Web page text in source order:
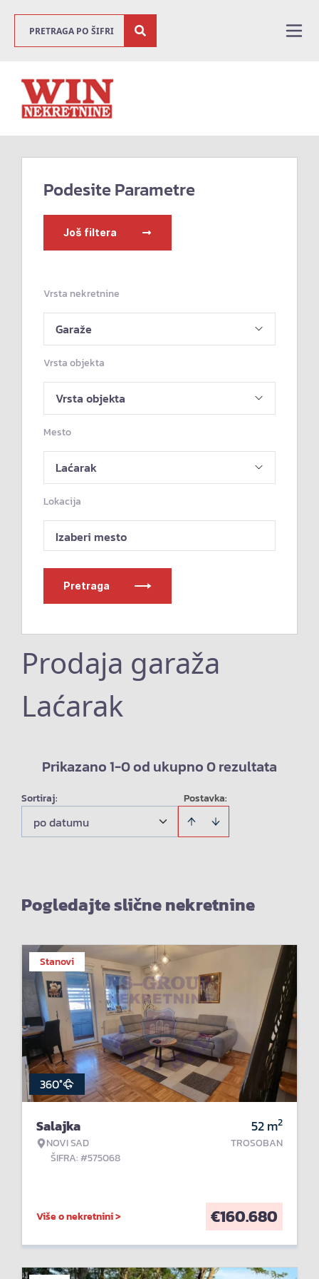
Podesite Parametre
Još filtera
Vrsta nekretnine
Vrsta objekta
Mesto
Lokacija
Izaberi mesto
Pretraga
Prodaja garaža
Laćarak
Prikazano 1-0 od ukupno 0 rezultata
Postavka:
Sortiraj:
po datumu
Pogledajte slične nekretnine
Stanovi
360°
Salajka
NOVI SAD
ŠIFRA: #575068
52m2
TROSOBAN
Više o nekretnini > €160.680